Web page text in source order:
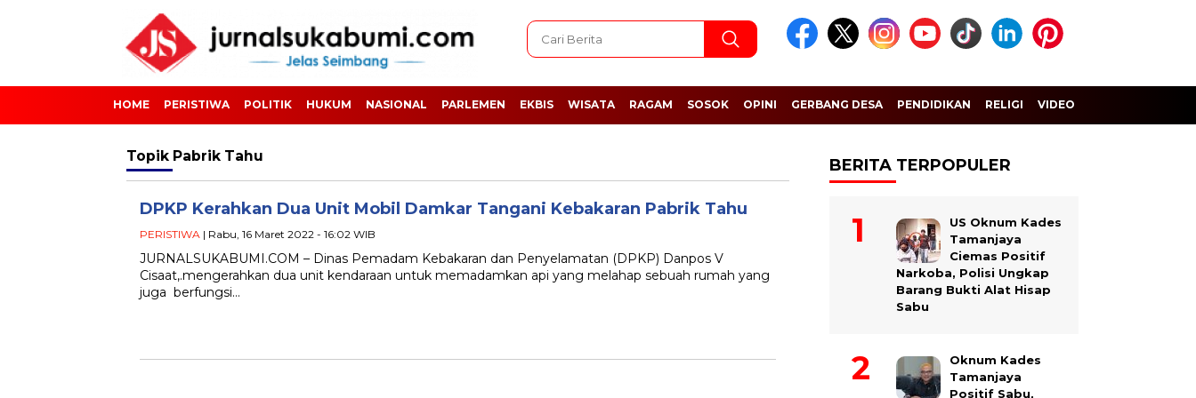
HOME PERISTIWA POLITIK HUKUM NASIONAL PARLEMEN EKBIS WISATA RAGAM SOSOK OPINI GERBANG DESA PENDIDIKAN RELIGI VIDEO
Topik Pabrik Tahu
DPKP Kerahkan Dua Unit Mobil Damkar Tangani Kebakaran Pabrik Tahu
PERISTIWA | Rabu, 16 Maret 2022 - 16:02 WIB
JURNALSUKABUMI.COM – Dinas Pemadam Kebakaran dan Penyelamatan (DPKP) Danpos V
Cisaat,.mengerahkan dua unit kendaraan untuk memadamkan api yang melahap sebuah rumah yang
juga berfungsi…
BERITA TERPOPULER
US Oknum Kades
Tamanjaya
Ciemas Positif
Narkoba, Polisi Ungkap
Barang Bukti Alat Hisap
Sabu
Oknum Kades
Tamanjaya
Positif Sabu,